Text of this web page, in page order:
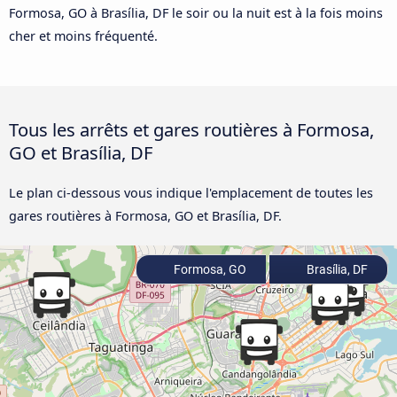
Formosa, GO à Brasília, DF le soir ou la nuit est à la fois moins
cher et moins fréquenté.
Tous les arrêts et gares routières à Formosa,
GO et Brasília, DF
Le plan ci-dessous vous indique l'emplacement de toutes les
gares routières à Formosa, GO et Brasília, DF.
Formosa, GO Brasília, DF